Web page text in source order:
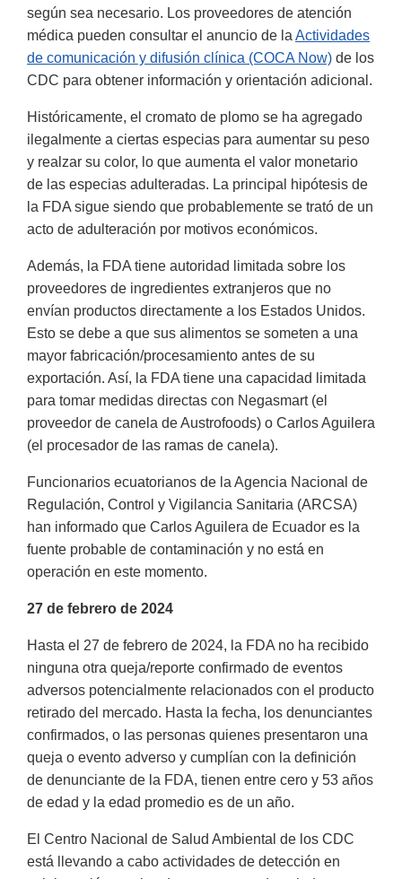
según sea necesario. Los proveedores de atención
médica pueden consultar el anuncio de la Actividades
de comunicación y difusión clínica (COCA Now) de los
CDC para obtener información y orientación adicional.
Históricamente, el cromato de plomo se ha agregado
ilegalmente a ciertas especias para aumentar su peso
y realzar su color, lo que aumenta el valor monetario
de las especias adulteradas. La principal hipótesis de
la FDA sigue siendo que probablemente se trató de un
acto de adulteración por motivos económicos.
Además, la FDA tiene autoridad limitada sobre los
proveedores de ingredientes extranjeros que no
envían productos directamente a los Estados Unidos.
Esto se debe a que sus alimentos se someten a una
mayor fabricación/procesamiento antes de su
exportación. Así, la FDA tiene una capacidad limitada
para tomar medidas directas con Negasmart (el
proveedor de canela de Austrofoods) o Carlos Aguilera
(el procesador de las ramas de canela).
Funcionarios ecuatorianos de la Agencia Nacional de
Regulación, Control y Vigilancia Sanitaria (ARCSA)
han informado que Carlos Aguilera de Ecuador es la
fuente probable de contaminación y no está en
operación en este momento.
27 de febrero de 2024
Hasta el 27 de febrero de 2024, la FDA no ha recibido
ninguna otra queja/reporte confirmado de eventos
adversos potencialmente relacionados con el producto
retirado del mercado. Hasta la fecha, los denunciantes
confirmados, o las personas quienes presentaron una
queja o evento adverso y cumplían con la definición
de denunciante de la FDA, tienen entre cero y 53 años
de edad y la edad promedio es de un año.
El Centro Nacional de Salud Ambiental de los CDC
está llevando a cabo actividades de detección en